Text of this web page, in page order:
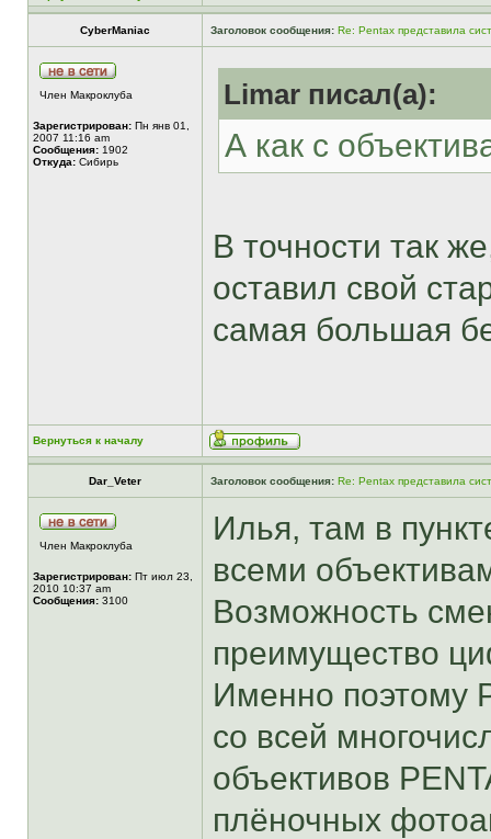
CyberManiac Заголовок сообщения: Re: Pentax представила
Член Макроклуба
Зарегистрирован: Пн янв 01,
2007 11:16 am
Сообщения: 1902
Откуда: Сибирь
Limar писал(а):
А как с
В точности так
оставил свой
самая большая
Вернуться к началу
Dar_Veter Заголовок сообщения: Re: Pentax представила
Член Макроклуба
Зарегистрирован: Пт июл 23,
2010 10:37 am
Сообщения: 3100
Илья, там в
всеми
Возможность
преимущество
Именно поэтому
со всей
объективов
плёночных